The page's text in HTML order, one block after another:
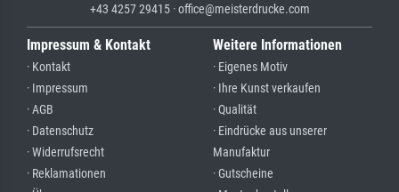
+43 4257 29415 · office@meisterdrucke.com
Impressum & Kontakt
· Kontakt
· Impressum
· AGB
· Datenschutz
· Widerrufsrecht
· Reklamationen
Weitere Informationen
· Eigenes Motiv
· Ihre Kunst verkaufen
· Qualität
· Eindrücke aus unserer
Manufaktur
· Gutscheine